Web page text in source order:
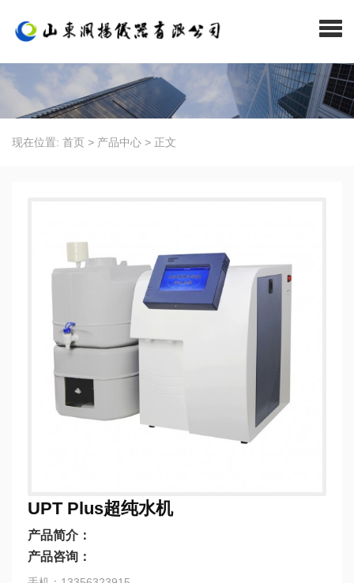
现在位置: 首页 > 产品中心 > 正文
UPT Plus超纯水机
产品简介：
产品咨询：